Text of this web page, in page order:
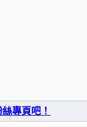
專頁吧！